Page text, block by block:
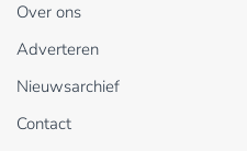
Over ons
Adverteren
Nieuwsarchief
Contact